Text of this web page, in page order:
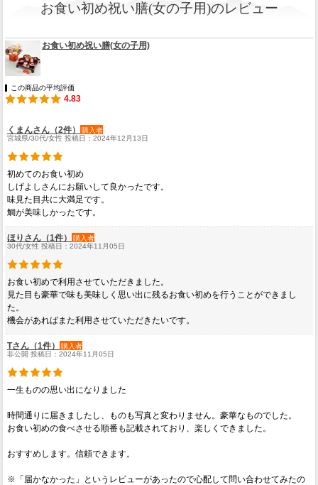
お食い初め祝い膳(女の子用)のレビュー
お食い初め祝い膳(女の子用)
この商品の平均評価
4.83
くまんさん（2件）
購入者
宮城県/30代/女性 投稿日：2024年12月13日
初めてのお食い初め
しげよしさんにお願いして良かったです。
味見た目共に大満足です。
鯛が美味しかったです。
ほりさん（1件）
購入者
30代/女性 投稿日：2024年11月05日
お食い初めで利用させていただきました。
見た目も豪華で味も美味しく思い出に残るお食い初めを行うことができまし
た。
機会があればまた利用させていただきたいです。
Tさん（1件）
購入者
非公開 投稿日：2024年11月05日
一生ものの思い出になりました
時間通りに届きましたし、ものも写真と変わりません。豪華なものでした。
お食い初めの食べさせる順番も記載されており、楽しくできました。
おすすめします。信頼できます。
※「届かなかった」というレビューがあったので心配して問い合わせてみたの